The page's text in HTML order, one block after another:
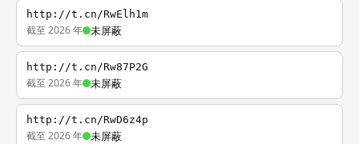
http://t.cn/RwElh1m
截至 2026 年 未屏蔽
http://t.cn/Rw87P2G
截至 2026 年 未屏蔽
http://t.cn/RwD6z4p
截至 2026 年 未屏蔽